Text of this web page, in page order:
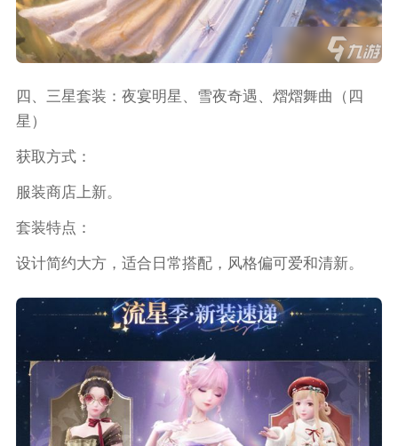
四、三星套装：夜宴明星、雪夜奇遇、熠熠舞曲（四
星）
获取方式：
服装商店上新。
套装特点：
设计简约大方，适合日常搭配，风格偏可爱和清新。